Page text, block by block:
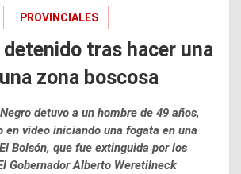
PROVINCIALES
detenido tras hacer una
zona boscosa
detuvo a un hombre de 49 años,
en video iniciando una fogata en una
Bolsón, que fue extinguida por los
Gobernador Alberto Weretilneck